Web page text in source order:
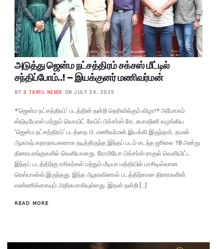
அடுத்து ஜென்ம நட்சத்திரம் சக்சஸ் மீட்டில்
சந்திப்போம்..! – இயக்குனர் மணிவர்மன்
BY G TAMIL NEWS ON JULY 24, 2025
*’ஜென்ம நட்சத்திரம்’ படத்தின் நன்றி தெரிவிக்கும் விழா!* அமோகம்
ஸ்டுடியோஸ் மற்றும் வொயிட் லேம்ப் பிக்சர்ஸ் கே. சுபாஷினி வழங்கிய
‘ஜென்ம நட்சத்திரம்’ படத்தை பி. மணிவர்மன் இயக்கி இருந்தார். தமன்
ஆகாஷ் கதாநாயகனாக நடித்திருந்த இந்தப் படம் கடந்த ஜூலை 18 அன்று
திரையரங்குகளில் வெளியானது. ரோமியோ பிக்சர்ஸ் ராகுல் வெளியிட்ட
இந்தப் படத்திற்கு ரசிகர்கள் மற்றும் மீடியா மத்தியில் பாசிடிவ்வான
ரெஸ்பான்ஸ் இருந்தது. இந்த ஆதரவினால் படத்திற்கான திரைகளின்
எண்ணிக்கையும் அதிகமாகியுள்ளது. இதன் நன்றி […]
READ MORE